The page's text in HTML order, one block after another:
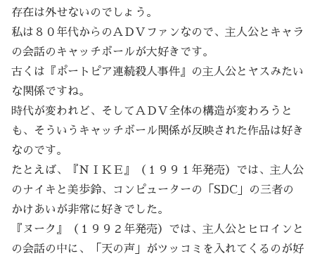
存在は外せないのでしょう。
私は８０年代からのＡＤＶファンなので、主人公とキャラ
の会話のキャッチボールが大好きです。
古くは『ポートピア連続殺人事件』の主人公とヤスみたい
な関係ですね。
時代が変われど、そしてＡＤＶ全体の構造が変わろうと
も、そういうキャッチボール関係が反映された作品は好き
なのです。
たとえば、『ＮＩＫＥ』（１９９１年発売）では、主人公
のナイキと美歩鈴、コンピューターの「SDC」の三者の
かけあいが非常に好きでした。
『ヌーク』（１９９２年発売）では、主人公とヒロインと
の会話の中に、「天の声」がツッコミを入れてくるのが好